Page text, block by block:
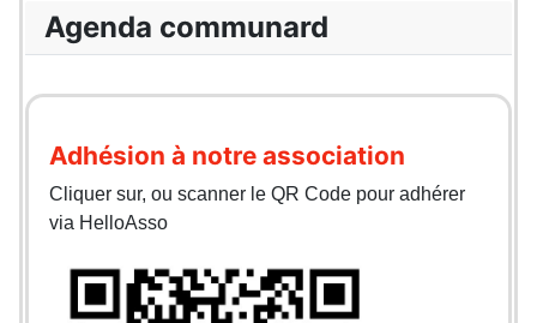
Agenda communard
Adhésion à notre association
Cliquer sur, ou scanner le QR Code pour adhérer
via HelloAsso